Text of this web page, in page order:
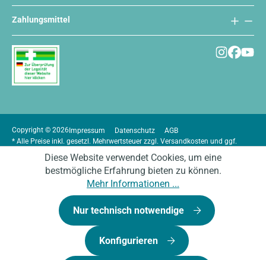
Zahlungsmittel
Copyright © 2026 Impressum Datenschutz
AGB
* Alle Preise inkl. gesetzl. Mehrwertsteuer zzgl. Versandkosten und ggf.
Diese Website verwendet Cookies, um eine
bestmögliche Erfahrung bieten zu können.
Mehr Informationen ...
Nur technisch notwendige
Konfigurieren